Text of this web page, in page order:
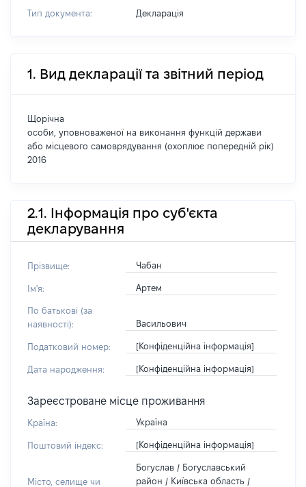
Тип документа: Декларація
1. Вид декларації та звітний період
Щорічна
особи, уповноваженої на виконання функцій держави
або місцевого самоврядування (охоплює попередній рік)
2016
2.1. Інформація про суб'єкта
декларування
Прізвище: Чабан
Ім'я: Артем
По батькові (за
наявності):
Васильович
Податковий номер: [Конфіденційна інформація]
Дата народження: [Конфіденційна інформація]
Зареєстроване місце проживання
Країна: Україна
Поштовий індекс: [Конфіденційна інформація]
Місто, селище чи
Богуслав / Богуславський
район / Київська область /